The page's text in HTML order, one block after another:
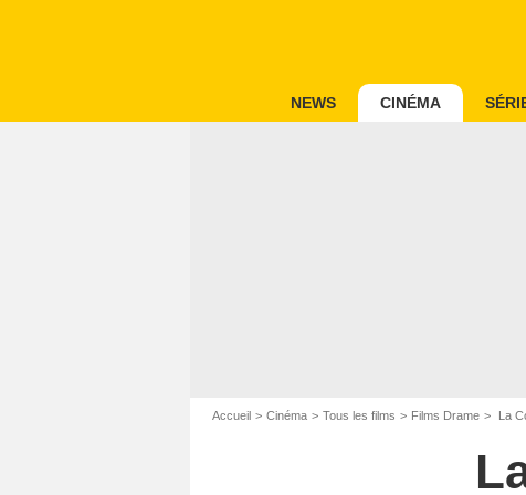
NEWS CINÉMA
Accueil Cinéma Tous les films Films Drame La